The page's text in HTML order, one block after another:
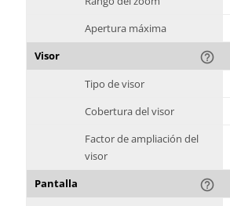
Apertura máxima
Visor
help_outline
Tipo de visor
Cobertura del visor
Factor de ampliación del
visor
Pantalla help_outline